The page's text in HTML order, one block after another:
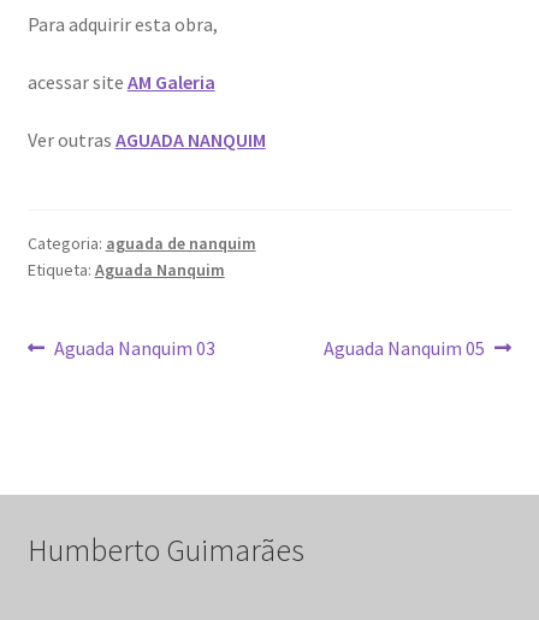
Para adquirir esta obra,
acessar site AM Galeria
Ver outras AGUADA NANQUIM
Categoria: aguada de nanquim
Etiqueta: Aguada Nanquim
Navegação
Artigo
Aguada Nanquim 03
Artigo
Aguada Nanquim 05
Humberto Guimarães